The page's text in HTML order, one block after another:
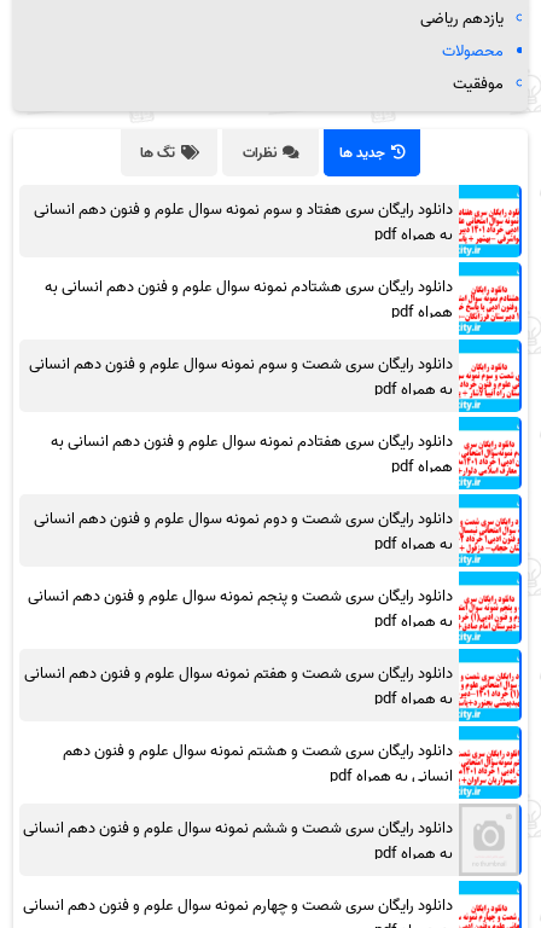
یازدهم ریاضی
محصولات
موفقیت
جدید ها نظرات تگ ها
دانلود رایگان سری هفتاد و سوم نمونه سوال علوم و فنون دهم انسانی
به همراه pdf
دانلود رایگان سری هشتادم نمونه سوال علوم و فنون دهم انسانی به
همراه pdf
دانلود رایگان سری شصت و سوم نمونه سوال علوم و فنون دهم انسانی
به همراه pdf
دانلود رایگان سری هفتادم نمونه سوال علوم و فنون دهم انسانی به
همراه pdf
دانلود رایگان سری شصت و دوم نمونه سوال علوم و فنون دهم انسانی
به همراه pdf
دانلود رایگان سری شصت و پنجم نمونه سوال علوم و فنون دهم انسانی
به همراه pdf
دانلود رایگان سری شصت و هفتم نمونه سوال علوم و فنون دهم انسانی
به همراه pdf
دانلود رایگان سری شصت و هشتم نمونه سوال علوم و فنون دهم
انسانی به همراه pdf
دانلود رایگان سری شصت و ششم نمونه سوال علوم و فنون دهم انسانی
به همراه pdf
دانلود رایگان سری شصت و چهارم نمونه سوال علوم و فنون دهم انسانی